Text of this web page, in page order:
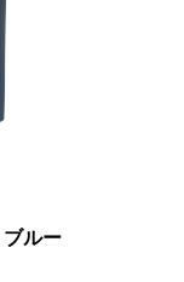
ブルー